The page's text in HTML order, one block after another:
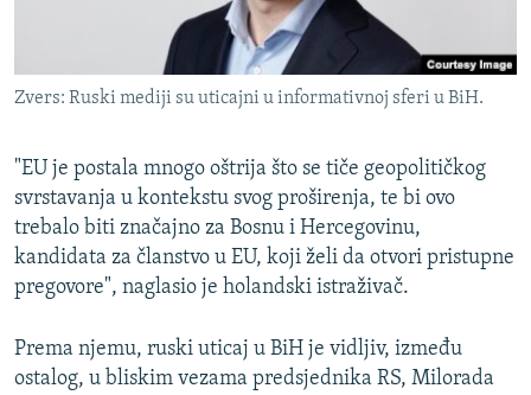
Zvers: Ruski mediji su uticajni u informativnoj sferi u BiH.
"EU je postala mnogo oštrija što se tiče geopolitičkog
svrstavanja u kontekstu svog proširenja, te bi ovo
trebalo biti značajno za Bosnu i Hercegovinu,
kandidata za članstvo u EU, koji želi da otvori pristupne
pregovore", naglasio je holandski istraživač.
Prema njemu, ruski uticaj u BiH je vidljiv, između
ostalog, u bliskim vezama predsjednika RS, Milorada